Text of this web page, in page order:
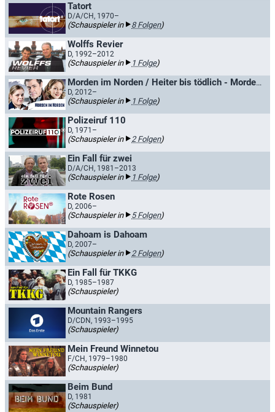
Tatort
D/A/CH, 1970–
(Schauspieler in 8 Folgen)
Wolffs Revier
D, 1992–2012
(Schauspieler in 1 Folge)
Morden im Norden / Heiter bis tödlich - Morden im Norden
D, 2012–
(Schauspieler in 1 Folge)
Polizeiruf 110
D, 1971–
(Schauspieler in 2 Folgen)
Ein Fall für zwei
D/A/CH, 1981–2013
(Schauspieler in 1 Folge)
Rote Rosen
D, 2006–
(Schauspieler in 5 Folgen)
Dahoam is Dahoam
D, 2007–
(Schauspieler in 2 Folgen)
Ein Fall für TKKG
D, 1985–1987
(Schauspieler)
Mountain Rangers
D/CDN, 1993–1995
(Schauspieler)
Mein Freund Winnetou
F/CH, 1979–1980
(Schauspieler)
Beim Bund
D, 1981
(Schauspieler)